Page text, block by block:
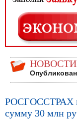
НОВОСТИ
РОСГОССТРАХ в
сумму 30 млн